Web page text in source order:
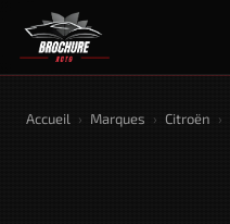
Accueil › Marques › Citroën ›